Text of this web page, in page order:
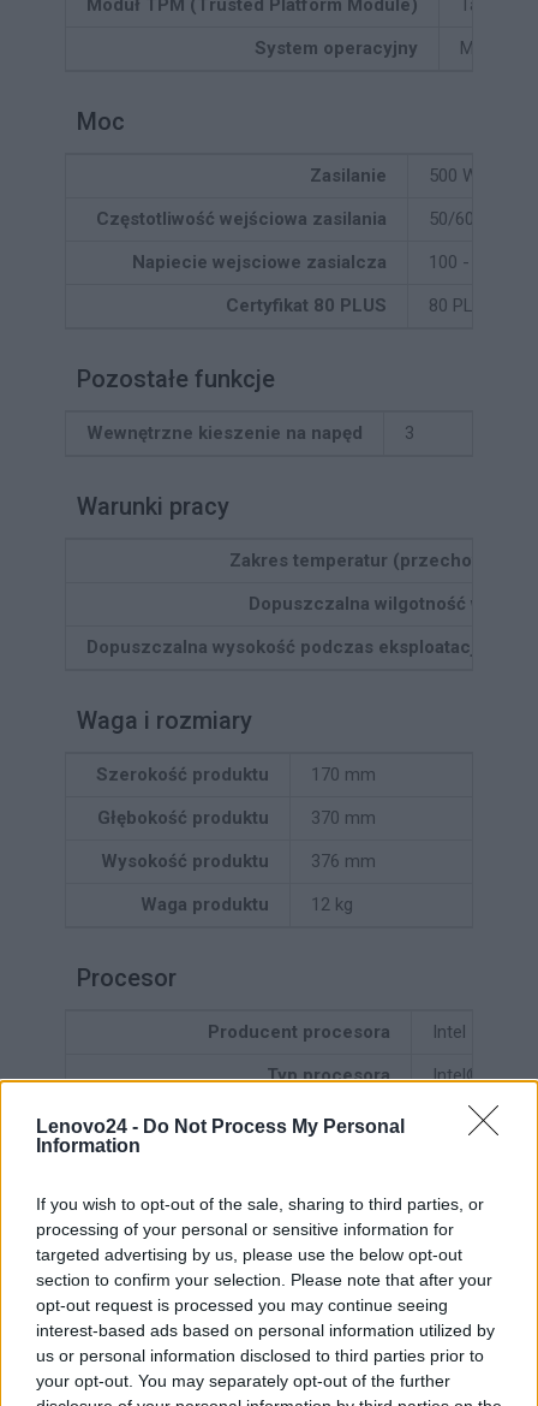
Lenovo24 - Do Not Process My Personal
Information
If you wish to opt-out of the sale, sharing to third parties, or
processing of your personal or sensitive information for
targeted advertising by us, please use the below opt-out
section to confirm your selection. Please note that after your
opt-out request is processed you may continue seeing
interest-based ads based on personal information utilized by
us or personal information disclosed to third parties prior to
your opt-out. You may separately opt-out of the further
Moduł TPM (Trusted Platform Module)
Tak
System operacyjny
Microsoft
Moc
Zasilanie
500 W
Częstotliwość wejściowa zasilania
50/60 Hz
Napiecie wejsciowe zasialcza
100 - 240 V
Certyfikat 80 PLUS
80 PLUS
Pozostałe funkcje
Wewnętrzne kieszenie na napęd 3
Warunki pracy
Zakres temperatur
Dopuszczalna wilgotność
Dopuszczalna wysokość podczas eksploatacji
Waga i rozmiary
Szerokość produktu
170 mm
Głębokość produktu
370 mm
Wysokość produktu
376 mm
Waga produktu
12 kg
Procesor
Producent procesora
Intel
Typ procesora
Intel®
Liczba rdzeni procesora
Taktowanie procesora
2,7 GHz
Wydajne rdzenie
8
Cache procesora
24 MB
Liczba procesorów
1